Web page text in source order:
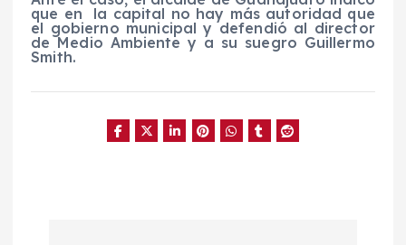
que en la capital no hay más autoridad que
el gobierno municipal y defendió al director
de Medio Ambiente y a su suegro Guillermo
Smith.